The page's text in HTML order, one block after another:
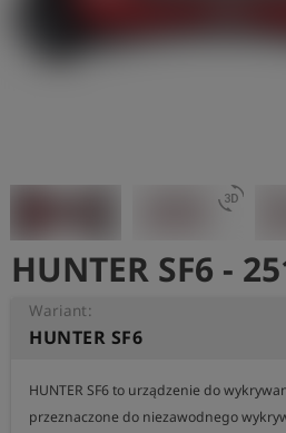
shieldRejestracja
3d_rotation
HUNTER SF6 -
Wariant:
HUNTER SF6
HUNTER SF6 to urządzenie do
przeznaczone do niezawodnego